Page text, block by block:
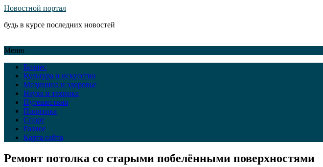
Новостной портал
будь в курсе последних новостей
Меню
Бизнес
Культура и искусство
Медицина и здоровье
Наука и техника
Путешествия
Политика
Спорт
Разное
Карта сайта
Ремонт потолка со старыми побелёнными поверхностями